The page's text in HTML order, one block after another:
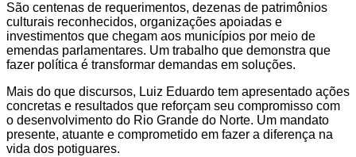
São centenas de requerimentos, dezenas de patrimônios
culturais reconhecidos, organizações apoiadas e
investimentos que chegam aos municípios por meio de
emendas parlamentares. Um trabalho que demonstra que
fazer política é transformar demandas em soluções.
Mais do que discursos, Luiz Eduardo tem apresentado ações
concretas e resultados que reforçam seu compromisso com
o desenvolvimento do Rio Grande do Norte. Um mandato
presente, atuante e comprometido em fazer a diferença na
vida dos potiguares.